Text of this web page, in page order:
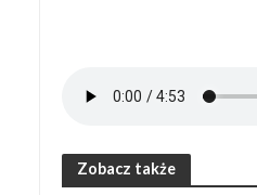
Zobacz także